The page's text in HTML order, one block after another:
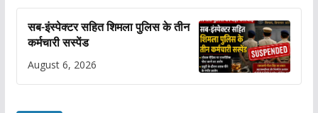
सब-इंस्पेक्टर सहित शिमला पुलिस के तीन
कर्मचारी सस्पेंड
August 6, 2026